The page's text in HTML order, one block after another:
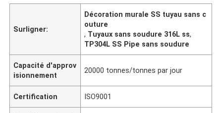
Surligner:
Décoration murale SS tuyau sans c
outure
, Tuyaux sans soudure 316L ss,
TP304L SS Pipe sans soudure
Capacité d'approv
isionnement
20000 tonnes/tonnes par jour
Certification ISO9001